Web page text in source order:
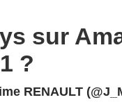
sur
?
RENAULT